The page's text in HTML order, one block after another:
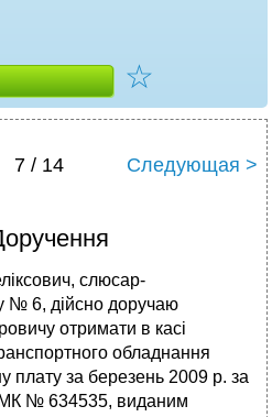
☆
7 / 14 Следующая >
слюсар-
№ 6, дійсно доручаю
от­римати в касі
обладнання
плату за березень 2009 р. за
МК № 634535, виданим